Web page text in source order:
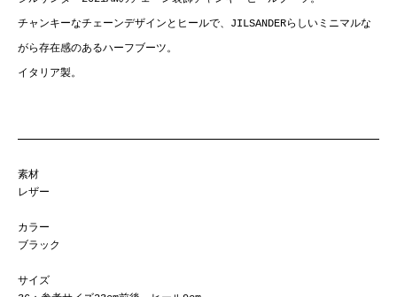
チャンキーなチェーンデザインとヒールで、JILSANDERらしいミニマルな
がら存在感のあるハーフブーツ。
イタリア製。
素材
レザー
カラー
ブラック
サイズ